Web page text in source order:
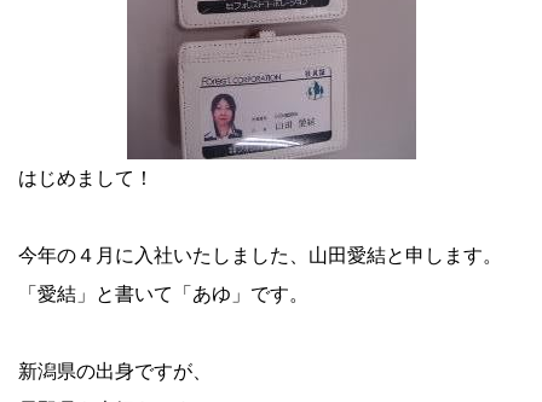
はじめまして！
今年の４月に入社いたしました、山田愛結と申します。
「愛結」と書いて「あゆ」です。
新潟県の出身ですが、